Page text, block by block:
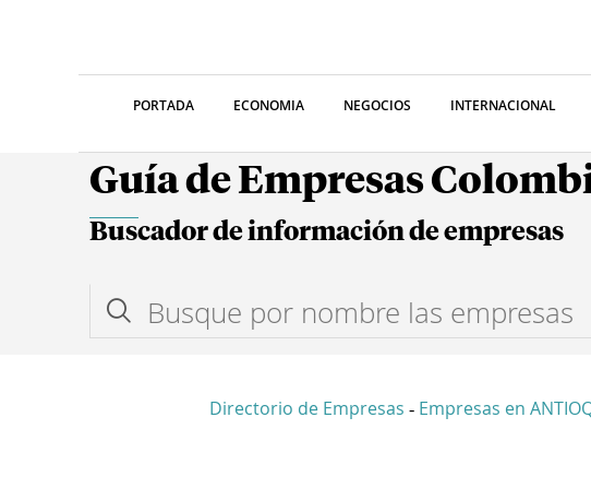
PORTADA ECONOMIA NEGOCIOS INTERNACIONAL
Guía de Empresas
Buscador de información de empresas
Directorio de Empresas - Empresas en